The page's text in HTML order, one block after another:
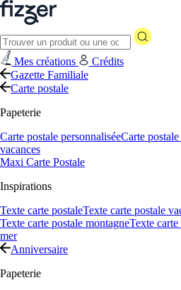
Mes créations
Crédits
Gazette Familiale
Carte postale
Papeterie
Carte postale personnaliséeCarte
vacances
Maxi Carte Postale
Inspirations
Texte carte postaleTexte carte postale
Texte carte postale montagneTexte
mer
Anniversaire
Papeterie